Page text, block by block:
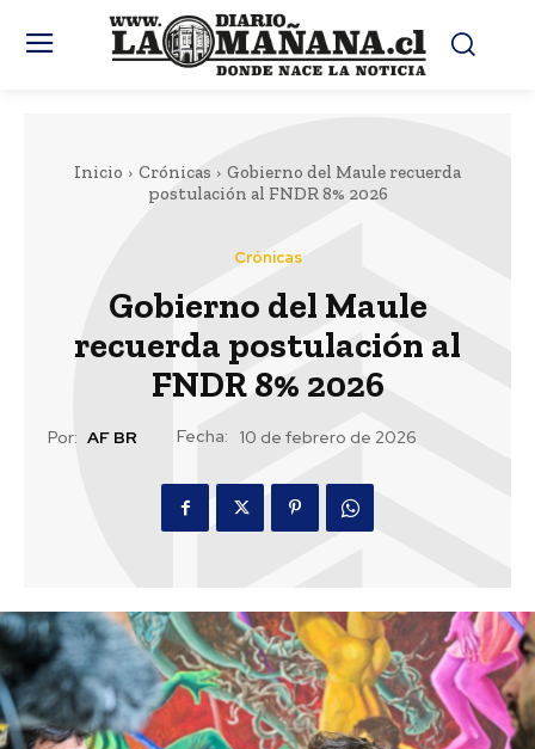
Inicio Crónicas
Gobierno del Maule recuerda
postulación al FNDR 8% 2026
Crónicas
Gobierno del Maule
recuerda postulación al
FNDR 8% 2026
Por: AF BR Fecha: 10 de febrero de 2026